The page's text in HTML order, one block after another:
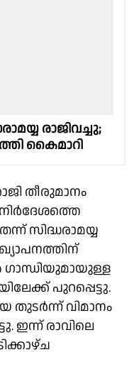
രാജിവച്ചു;
കൈമാറി
തീരുമാനം
സിദ്ധരാമയ്യ
ഗാന്ധിയുമായുള്ള
പുറപ്പെട്ടു.
തുടർന്ന് വിമാനം
ഇന്ന് രാവിലെ